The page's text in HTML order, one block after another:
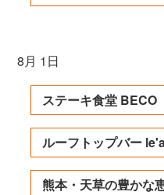
8月 1日
ステーキ食堂 BECO
ルーフトップバー
熊本・天草の豊か